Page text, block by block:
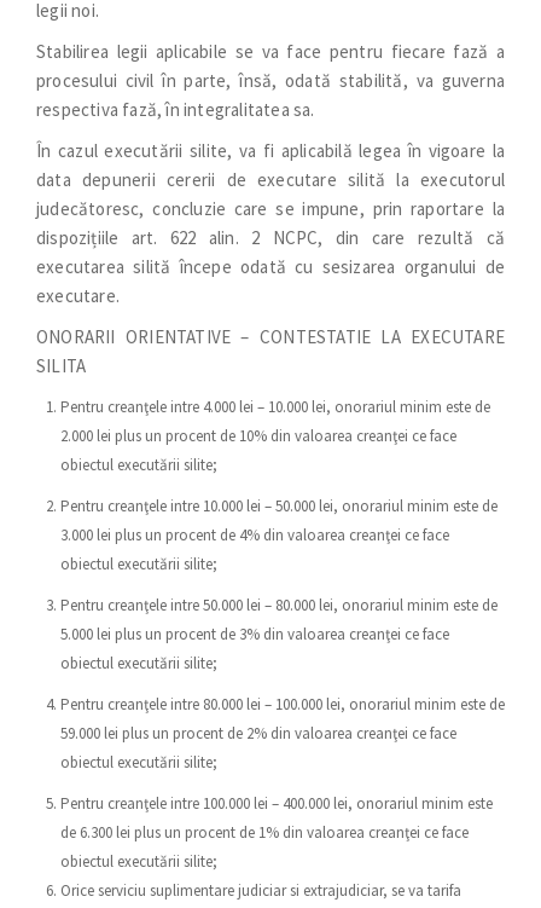
legii noi.
Stabilirea legii aplicabile se va face pentru fiecare fază a
procesului civil în parte, însă, odată stabilită, va guverna
respectiva fază, în integralitatea sa.
În cazul executării silite, va fi aplicabilă legea în vigoare la
data depunerii cererii de executare silită la executorul
judecătoresc, concluzie care se impune, prin raportare la
dispozițiile art. 622 alin. 2 NCPC, din care rezultă că
executarea silită începe odată cu sesizarea organului de
executare.
ONORARII ORIENTATIVE – CONTESTATIE LA EXECUTARE
SILITA
Pentru creanţele intre 4.000 lei – 10.000 lei, onorariul minim este de
2.000 lei plus un procent de 10% din valoarea creanţei ce face
obiectul executării silite;
Pentru creanţele intre 10.000 lei – 50.000 lei, onorariul minim este de
3.000 lei plus un procent de 4% din valoarea creanţei ce face
obiectul executării silite;
Pentru creanţele intre 50.000 lei – 80.000 lei, onorariul minim este de
5.000 lei plus un procent de 3% din valoarea creanţei ce face
obiectul executării silite;
Pentru creanţele intre 80.000 lei – 100.000 lei, onorariul minim este de
59.000 lei plus un procent de 2% din valoarea creanţei ce face
obiectul executării silite;
Pentru creanţele intre 100.000 lei – 400.000 lei, onorariul minim este
de 6.300 lei plus un procent de 1% din valoarea creanţei ce face
obiectul executării silite;
Orice serviciu suplimentare judiciar si extrajudiciar, se va tarifa